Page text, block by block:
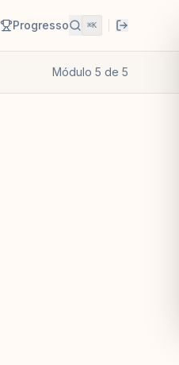
Progresso ⌘K
Módulo 5 de 5